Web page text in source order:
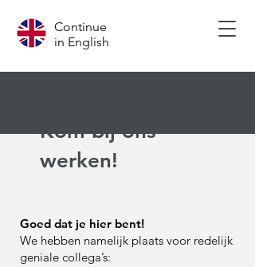
Continue
in English
Kom bij ons
werken!
Goed dat je hier bent!
We hebben namelijk plaats voor redelijk
geniale collega’s: